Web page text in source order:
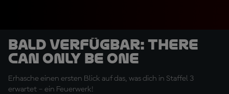
Bald verfügbar: There
Can Only Be One
Erhasche einen ersten Blick auf das, was dich in Staffel 3
erwartet – ein Feuerwerk!